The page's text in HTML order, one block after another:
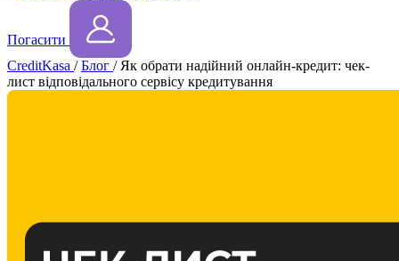
Погасити
CreditKasa / Блог / Як обрати надійний онлайн-кредит: чек-
лист відповідального сервісу кредитування